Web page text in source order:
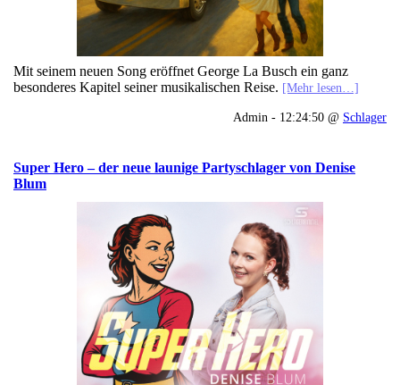
Mit seinem neuen Song eröffnet George La Busch ein ganz
besonderes Kapitel seiner musikalischen Reise. [Mehr lesen…]
Admin - 12:24:50 @ Schlager
Super Hero – der neue launige Partyschlager von Denise
Blum